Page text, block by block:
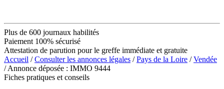
Plus de 600 journaux habilités
Paiement 100% sécurisé
Attestation de parution pour le greffe immédiate et gratuite
Accueil /Consulter les annonces légales /Pays de la Loire /Vendée
/ Annonce déposée : IMMO 9444
Fiches pratiques et conseils